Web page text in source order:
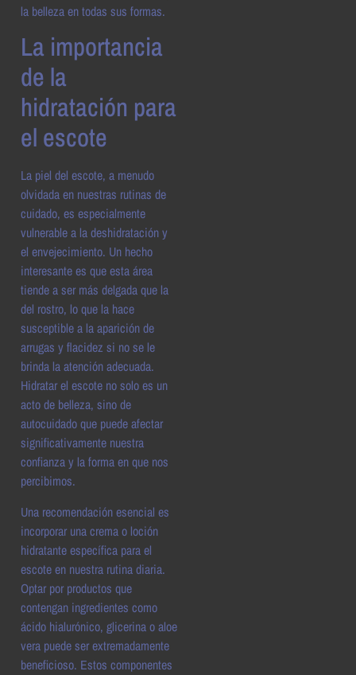
la belleza en todas sus formas.
La importancia
de la
hidratación para
el escote
La piel del escote, a menudo
olvidada en nuestras rutinas de
cuidado, es especialmente
vulnerable a la deshidratación y
el envejecimiento. Un hecho
interesante es que esta área
tiende a ser más delgada que la
del rostro, lo que la hace
susceptible a la aparición de
arrugas y flacidez si no se le
brinda la atención adecuada.
Hidratar el escote no solo es un
acto de belleza, sino de
autocuidado que puede afectar
significativamente nuestra
confianza y la forma en que nos
percibimos.
Una recomendación esencial es
incorporar una crema o loción
hidratante específica para el
escote en nuestra rutina diaria.
Optar por productos que
contengan ingredientes como
ácido hialurónico, glicerina o aloe
vera puede ser extremadamente
beneficioso. Estos componentes